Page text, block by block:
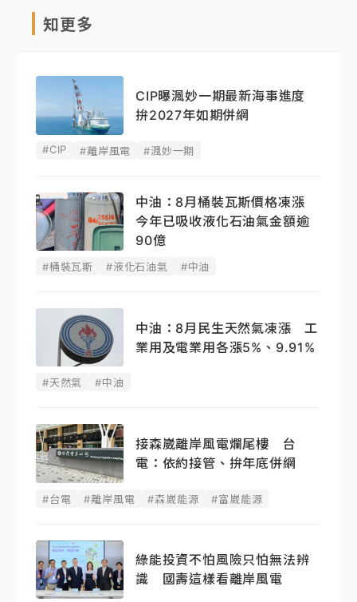
知更多
CIP曝渢妙一期最新海事進度
拚2027年如期併網
#CIP #離岸風電 #渢妙一期
中油：8月桶裝瓦斯價格凍漲
今年已吸收液化石油氣金額逾
90億
#桶裝瓦斯 #液化石油氣 #中油
中油：8月民生天然氣凍漲 工
業用及電業用各漲5%、9.91%
#天然氣 #中油
接森崴離岸風電爛尾樓 台
電：依約接管、拚年底併網
#台電 #離岸風電 #森崴能源 #富崴能源
綠能投資不怕風險只怕無法辨
識 國壽這樣看離岸風電